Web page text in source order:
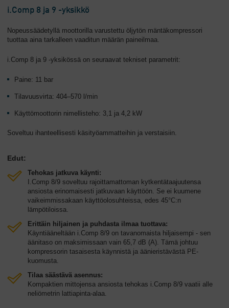
i.Comp 8 ja 9 -yksikkö
Nopeussäädetyllä moottorilla varustettu öljytön mäntäkompressori
tuottaa aina tarkalleen vaaditun määrän paineilmaa.
i.Comp 8 ja 9 -yksikössä on seuraavat tekniset parametrit:
Paine: 11 bar
Tilavuusvirta: 404–570 l/min
Käyttömoottorin nimellisteho: 3,1 ja 4,2 kW
Soveltuu ihanteellisesti käsityöammatteihin ja verstaisiin.
Edut:
Tehokas jatkuva käynti:
I.Comp 8/9 soveltuu rajoittamattoman kytkentätaajuutensa
ansiosta erinomaisesti jatkuvaan käyttöön. Se ei kuumene
vaikeimmissakaan käyttöolosuhteissa, edes 45°C:n
lämpötiloissa.
Erittäin hiljainen ja puhdasta ilmaa tuottava:
Käyntiääneltään i.Comp 8/9 on tavanomaista hiljaisempi - sen
äänitaso on maksimissaan vain 65,7 dB (A). Tämä johtuu
kompressorin tasaisesta käynnistä ja äänieristävästä PE-
kuomusta.
Tilaa säästävä asennus:
Kompaktien mittojensa ansiosta tehokas i.Comp 8/9 vaatii alle
neliömetrin lattiapinta-alaa.